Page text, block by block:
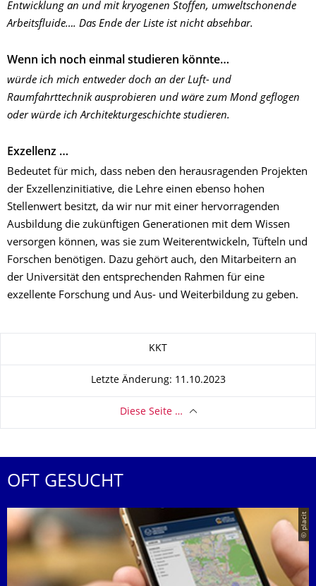
Entwicklung an und mit kryogenen Stoffen, umweltschonende
Arbeitsfluide…. Das Ende der Liste ist nicht absehbar.
Wenn ich noch einmal studieren könnte…
würde ich mich entweder doch an der Luft- und
Raumfahrttechnik ausprobieren und wäre zum Mond geflogen
oder würde ich Architekturgeschichte studieren.
Exzellenz …
Bedeutet für mich, dass neben den herausragenden Projekten
der Exzellenzinitiative, die Lehre einen ebenso hohen
Stellenwert besitzt, da wir nur mit einer hervorragenden
Ausbildung die zukünftigen Generationen mit dem Wissen
versorgen können, was sie zum Weiterentwickeln, Tüfteln und
Forschen benötigen. Dazu gehört auch, den Mitarbeitern an
der Universität den entsprechenden Rahmen für eine
exzellente Forschung und Aus- und Weiterbildung zu geben.
KKT
Letzte Änderung: 11.10.2023
Diese Seite …
OFT GESUCHT
© placit